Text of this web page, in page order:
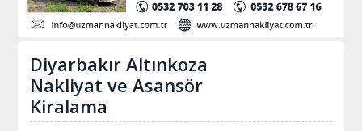
Diyarbakır Altınkoza
Nakliyat ve Asansör
Kiralama